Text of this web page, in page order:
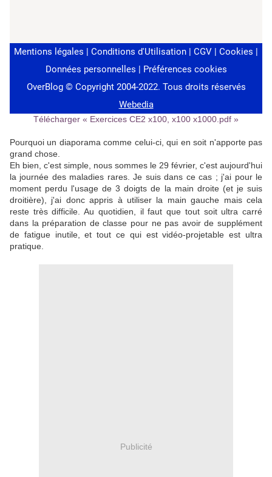
Télécharger « Exercices CE2 x100, x100 x1000.pdf »
Pourquoi un diaporama comme celui-ci, qui en soit n'apporte pas
grand chose.
Eh bien, c'est simple, nous sommes le 29 février, c'est aujourd'hui
la journée des maladies rares. Je suis dans ce cas ; j'ai pour le
moment perdu l'usage de 3 doigts de la main droite (et je suis
droitière), j'ai donc appris à utiliser la main gauche mais cela
reste très difficile. Au quotidien, il faut que tout soit ultra carré
dans la préparation de classe pour ne pas avoir de supplément
de fatigue inutile, et tout ce qui est vidéo-projetable est ultra
pratique.
Publicité